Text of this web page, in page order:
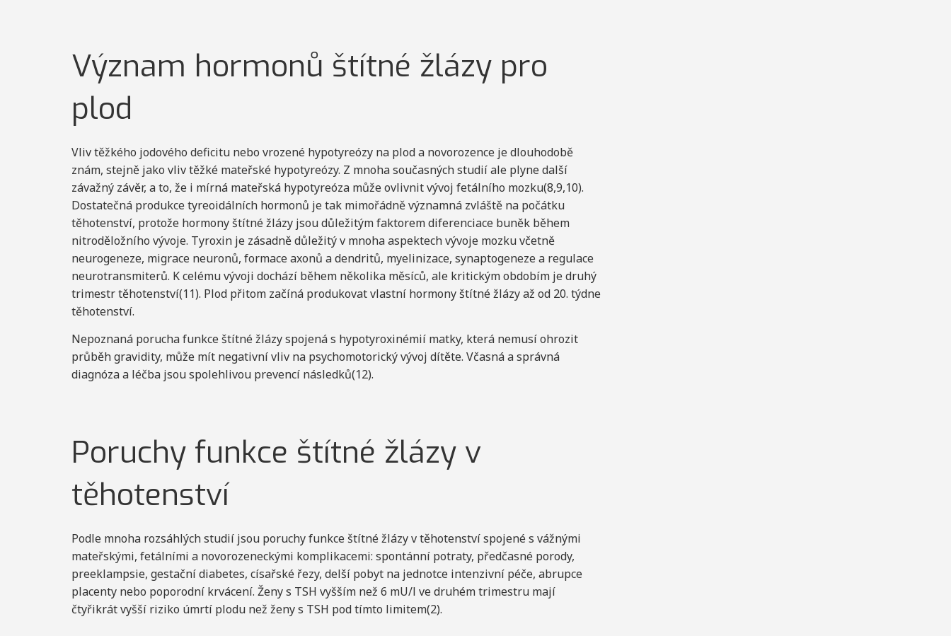
Význam hormonů štítné žlázy pro
plod
Vliv těžkého jodového deficitu nebo vrozené hypotyreózy na plod a novorozence je dlouhodobě
znám, stejně jako vliv těžké mateřské hypotyreózy. Z mnoha současných studií ale plyne další
závažný závěr, a to, že i mírná mateřská hypotyreóza může ovlivnit vývoj fetálního mozku(8,9,10).
Dostatečná produkce tyreoidálních hormonů je tak mimořádně významná zvláště na počátku
těhotenství, protože hormony štítné žlázy jsou důležitým faktorem diferenciace buněk během
nitroděložního vývoje. Tyroxin je zásadně důležitý v mnoha aspektech vývoje mozku včetně
neurogeneze, migrace neuronů, formace axonů a dendritů, myelinizace, synaptogeneze a regulace
neurotransmiterů. K celému vývoji dochází během několika měsíců, ale kritickým obdobím je druhý
trimestr těhotenství(11). Plod přitom začíná produkovat vlastní hormony štítné žlázy až od 20. týdne
těhotenství.
Nepoznaná porucha funkce štítné žlázy spojená s hypotyroxinémií matky, která nemusí ohrozit
průběh gravidity, může mít negativní vliv na psychomotorický vývoj dítěte. Včasná a správná
diagnóza a léčba jsou spolehlivou prevencí následků(12).
Poruchy funkce štítné žlázy v
těhotenství
Podle mnoha rozsáhlých studií jsou poruchy funkce štítné žlázy v těhotenství spojené s vážnými
mateřskými, fetálními a novorozeneckými komplikacemi: spontánní potraty, předčasné porody,
preeklampsie, gestační diabetes, císařské řezy, delší pobyt na jednotce intenzivní péče, abrupce
placenty nebo poporodní krvácení. Ženy s TSH vyšším než 6 mU/l ve druhém trimestru mají
čtyřikrát vyšší riziko úmrtí plodu než ženy s TSH pod tímto limitem(2).